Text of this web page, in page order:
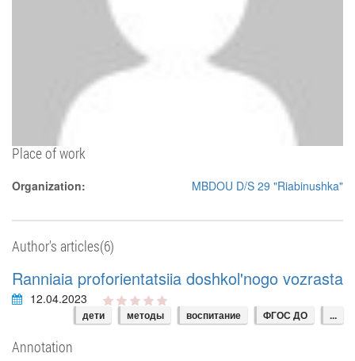
Place of work
Organization: MBDOU D/S 29 "Riabinushka"
Author's articles(6)
Ranniaia proforientatsiia doshkol'nogo vozrasta
12.04.2023
дети методы воспитание ФГОС ДО ...
Annotation